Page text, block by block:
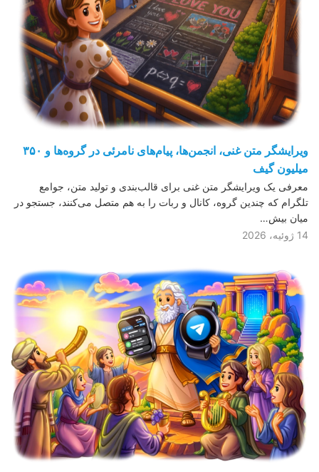
ویرایشگر متن غنی، انجمن‌ها، پیام‌های نامرئی در گروه‌ها و ۳۵۰
میلیون گیف
معرفی یک ویرایشگر متن غنی برای قالب‌بندی و تولید متن، جوامع
تلگرام که چندین گروه، کانال و ربات را به هم متصل می‌کنند، جستجو در
میان بیش…
14 ژوئیه، 2026